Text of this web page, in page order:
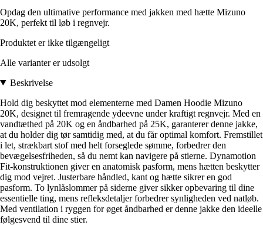
Opdag den ultimative performance med jakken med hætte Mizuno
20K, perfekt til løb i regnvejr.
Produktet er ikke tilgængeligt
Alle varianter er udsolgt
Beskrivelse
Hold dig beskyttet mod elementerne med Damen Hoodie Mizuno
20K, designet til fremragende ydeevne under kraftigt regnvejr. Med en
vandtæthed på 20K og en åndbarhed på 25K, garanterer denne jakke,
at du holder dig tør samtidig med, at du får optimal komfort. Fremstillet
i let, strækbart stof med helt forseglede sømme, forbedrer den
bevægelsesfriheden, så du nemt kan navigere på stierne. Dynamotion
Fit-konstruktionen giver en anatomisk pasform, mens hætten beskytter
dig mod vejret. Justerbare håndled, kant og hætte sikrer en god
pasform. To lynlåslommer på siderne giver sikker opbevaring til dine
essentielle ting, mens refleksdetaljer forbedrer synligheden ved natløb.
Med ventilation i ryggen for øget åndbarhed er denne jakke den ideelle
følgesvend til dine stier.